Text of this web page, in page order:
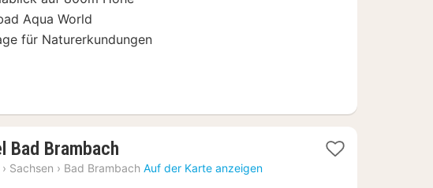
Aqua World
für Naturerkundungen
Bad Brambach
Nacht
› Sachsen › Bad Brambach Auf der Karte anzeigen